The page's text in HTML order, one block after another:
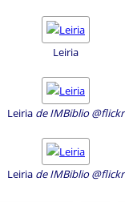
Leiria
Leiria de IMBiblio @flickr
Leiria de IMBiblio @flickr